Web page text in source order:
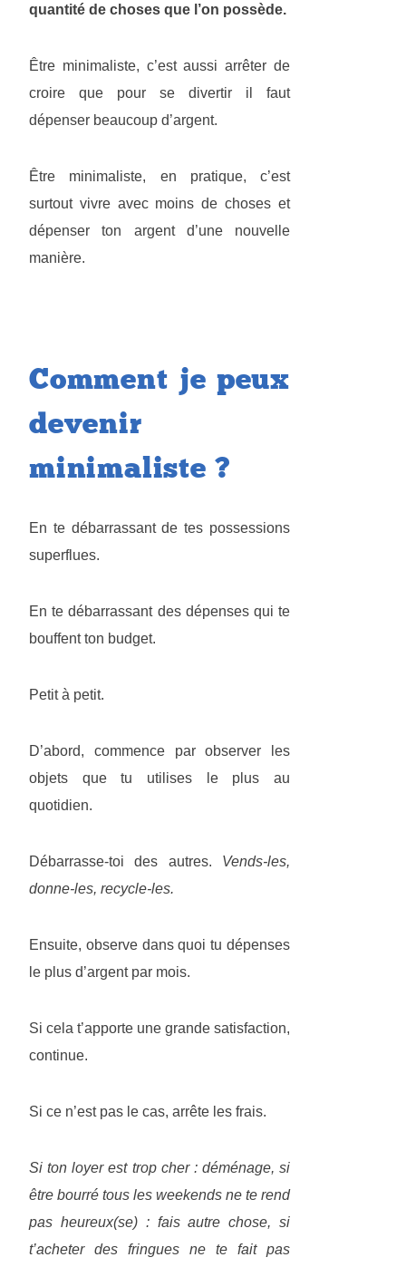
quantité de choses que l’on possède.
Être minimaliste, c’est aussi arrêter de
croire que pour se divertir il faut
dépenser beaucoup d’argent.
Être minimaliste, en pratique, c’est
surtout vivre avec moins de choses et
dépenser ton argent d’une nouvelle
manière.
Comment je peux
devenir
minimaliste ?
En te débarrassant de tes possessions
superflues.
En te débarrassant des dépenses qui te
bouffent ton budget.
Petit à petit.
D’abord, commence par observer les
objets que tu utilises le plus au
quotidien.
Débarrasse-toi des autres. Vends-les,
donne-les, recycle-les.
Ensuite, observe dans quoi tu dépenses
le plus d’argent par mois.
Si cela t’apporte une grande satisfaction,
continue.
Si ce n’est pas le cas, arrête les frais.
Si ton loyer est trop cher : déménage, si
être bourré tous les weekends ne te rend
pas heureux(se) : fais autre chose, si
t’acheter des fringues ne te fait pas